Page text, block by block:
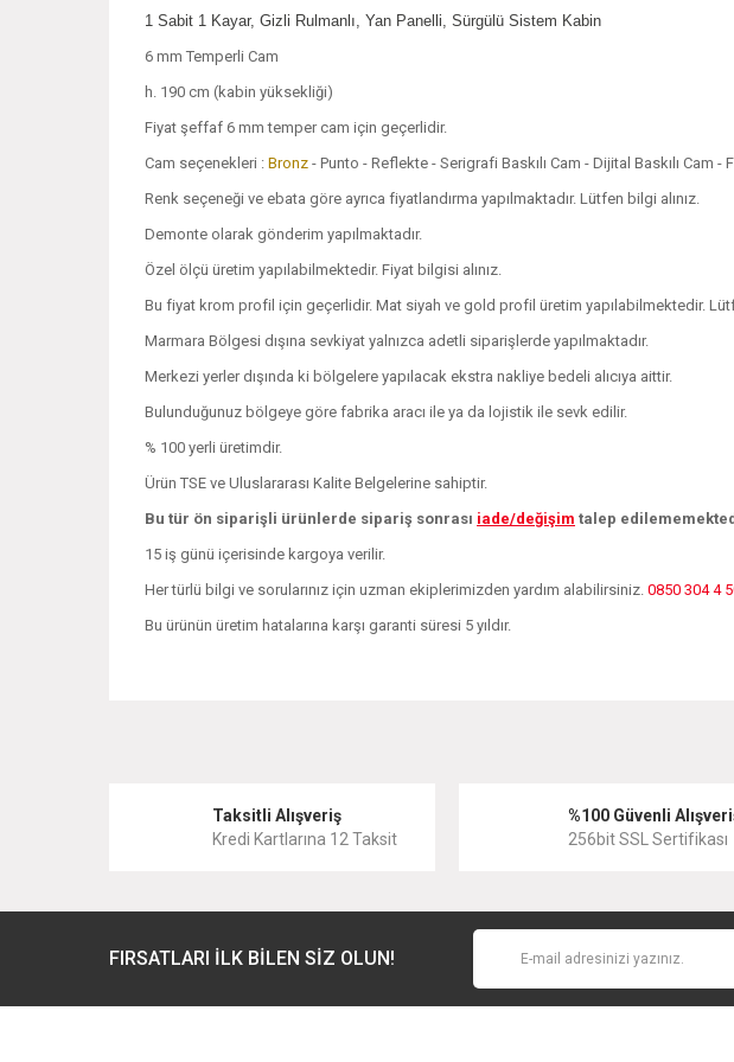
1 Sabit 1 Kayar, Gizli Rulmanlı, Yan Panelli, Sürgülü Sistem Kabin
6 mm Temperli Cam
h. 190 cm (kabin yüksekliği)
Fiyat şeffaf 6 mm temper cam için geçerlidir.
Cam seçenekleri : Bronz - Punto - Reflekte - Serigrafi Baskılı Cam - Dijital Baskılı Cam -
Renk seçeneği ve ebata göre ayrıca fiyatlandırma yapılmaktadır. Lütfen bilgi alınız.
Demonte olarak gönderim yapılmaktadır.
Özel ölçü üretim yapılabilmektedir. Fiyat bilgisi alınız.
Bu fiyat krom profil için geçerlidir. Mat siyah ve gold profil üretim yapılabilmektedir.
Marmara Bölgesi dışına sevkiyat yalnızca adetli siparişlerde yapılmaktadır.
Merkezi yerler dışında ki bölgelere yapılacak ekstra nakliye bedeli alıcıya aittir.
Bulunduğunuz bölgeye göre fabrika aracı ile ya da lojistik ile sevk edilir.
% 100 yerli üretimdir.
Ürün TSE ve Uluslararası Kalite Belgelerine sahiptir.
Bu tür ön siparişli ürünlerde sipariş sonrası iade/değişim talep
15 iş günü içerisinde kargoya verilir.
Her türlü bilgi ve sorularınız için uzman ekiplerimizden yardım alabilirsiniz. 0850 304 4
Bu ürünün üretim hatalarına karşı garanti süresi 5 yıldır.
Ürün resmi kalitesiz, bozuk veya görüntülenemiyor.
Ürün fiyatı diğer sitelerden daha pahalı.
Taksitli Alışveriş
Kredi Kartlarına 12 Taksit
%100 Güvenli
256bit SSL Sertifikası
FIRSATLARI İLK BİLEN SİZ OLUN!